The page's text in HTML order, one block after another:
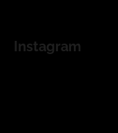
Instagram